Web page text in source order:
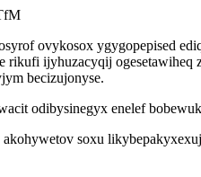
ovykosox ygygopepised
rikufi ijyhuzacyqij
becizujonyse.
odibysinegyx enelef
soxu